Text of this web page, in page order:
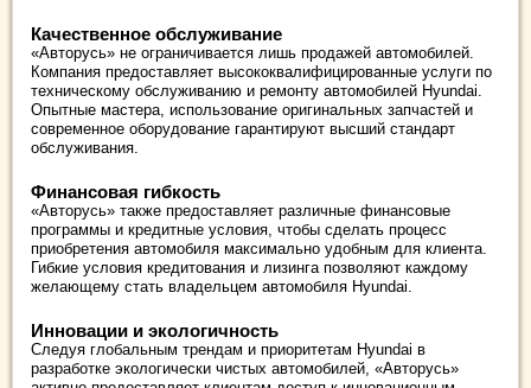
Качественное обслуживание
«Авторусь» не ограничивается лишь продажей автомобилей.
Компания предоставляет высококвалифицированные услуги по
техническому обслуживанию и ремонту автомобилей Hyundai.
Опытные мастера, использование оригинальных запчастей и
современное оборудование гарантируют высший стандарт
обслуживания.
Финансовая гибкость
«Авторусь» также предоставляет различные финансовые
программы и кредитные условия, чтобы сделать процесс
приобретения автомобиля максимально удобным для клиента.
Гибкие условия кредитования и лизинга позволяют каждому
желающему стать владельцем автомобиля Hyundai.
Инновации и экологичность
Следуя глобальным трендам и приоритетам Hyundai в
разработке экологически чистых автомобилей, «Авторусь»